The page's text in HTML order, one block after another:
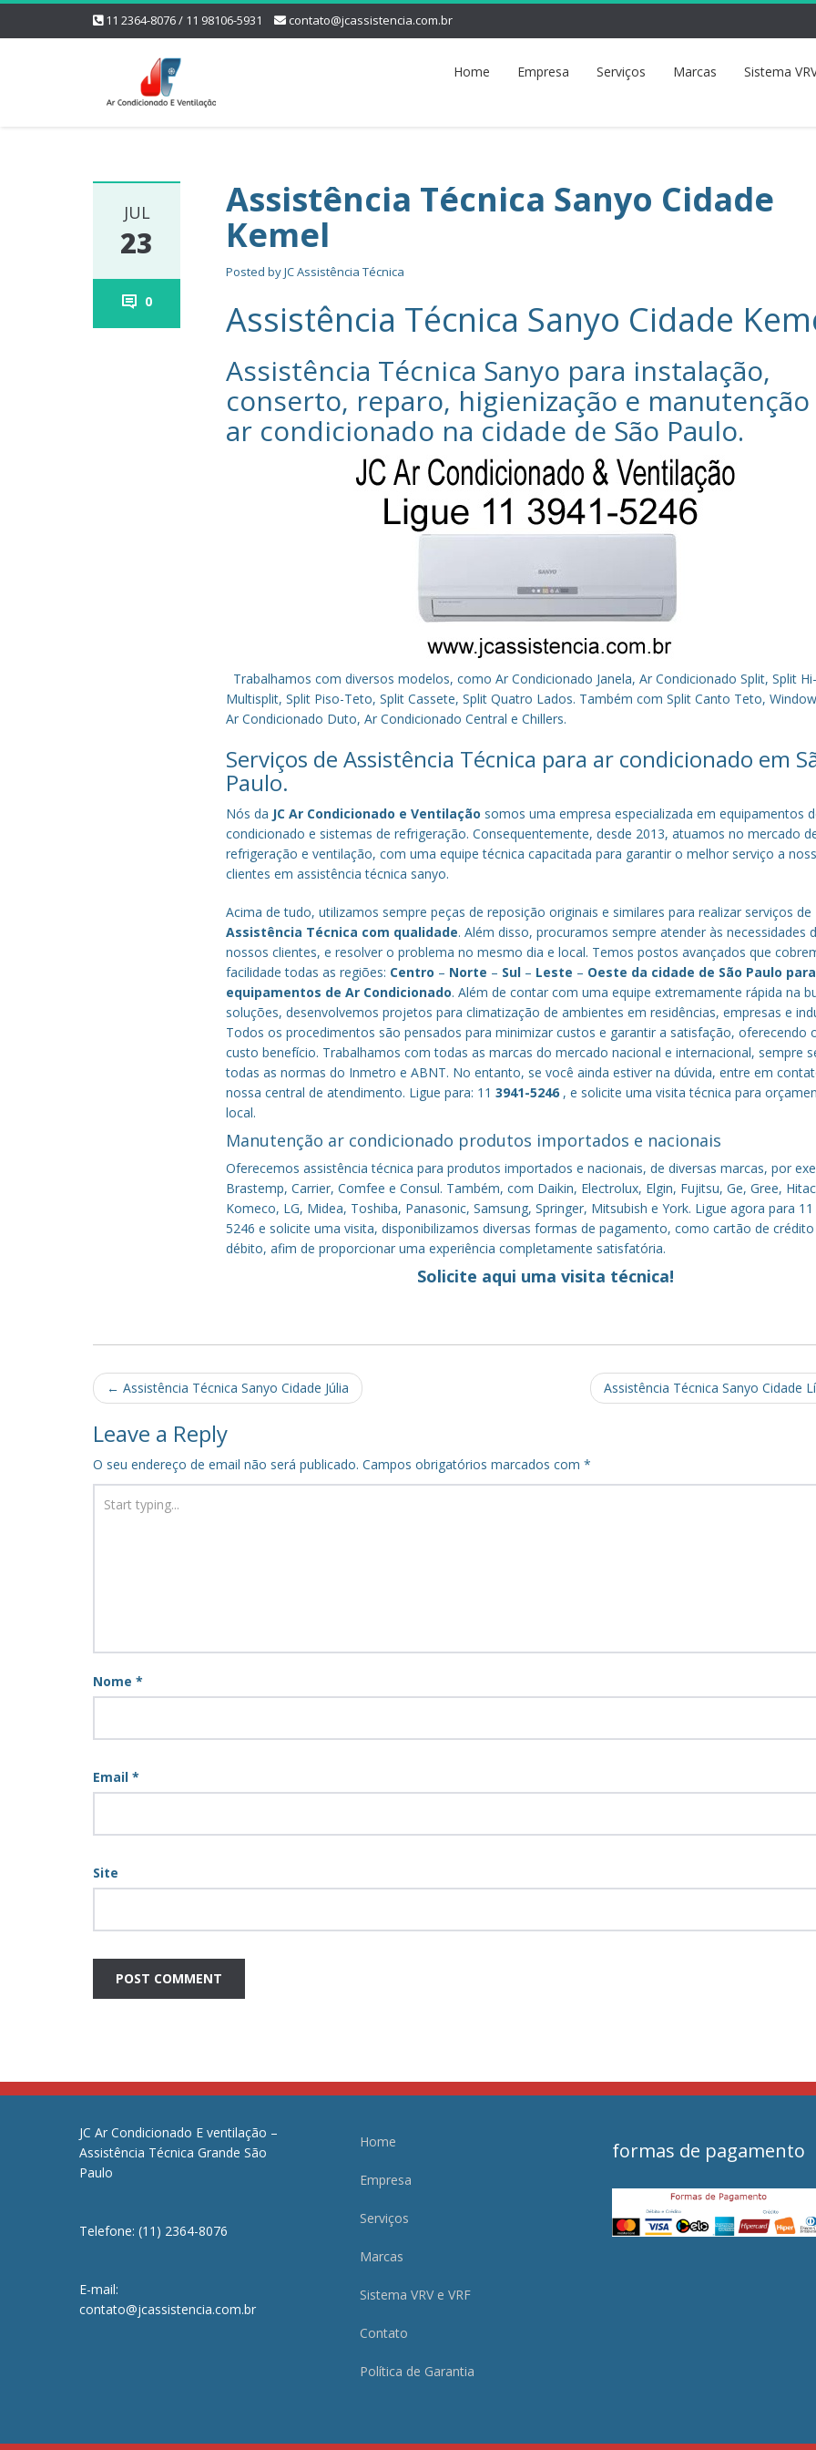
11 2364-8076 / 11 98106-5931 contato@jcassistencia.com.br
Home Empresa Serviços Marcas Sistema
JUL
23
0
Assistência Técnica Sanyo Cidade
Kemel
Posted byJC Assistência Técnica
Assistência Técnica Sanyo Cidade
Assistência Técnica Sanyo‎ para instalação,
conserto, reparo, higienização e
ar condicionado na cidade de São Paulo.
Trabalhamos com diversos modelos, como Ar Condicionado Janela, Ar Condicionado Split, Split
Multisplit, Split Piso-Teto, Split Cassete, Split Quatro Lados. Também com Split Canto Teto,
Ar Condicionado Duto, Ar Condicionado Central e Chillers.
Serviços de Assistência Técnica para ar condicionado em
Paulo.
Nós da JC Ar Condicionado e Ventilação somos uma empresa especializada em equipamentos
condicionado e sistemas de refrigeração. Consequentemente, desde 2013, atuamos no mercado
refrigeração e ventilação, com uma equipe técnica capacitada para garantir o melhor serviço a
clientes em assistência técnica sanyo.
Acima de tudo, utilizamos sempre peças de reposição originais e similares para realizar serviços de
Assistência Técnica com qualidade. Além disso, procuramos sempre atender às necessidades
nossos clientes, e resolver o problema no mesmo dia e local. Temos postos avançados que
facilidade todas as regiões: Centro – Norte – Sul – Leste – Oeste da cidade de São Paulo para
equipamentos de Ar Condicionado. Além de contar com uma equipe extremamente rápida na
soluções, desenvolvemos projetos para climatização de ambientes em residências, empresas e
Todos os procedimentos são pensados para minimizar custos e garantir a satisfação, oferecendo
custo benefício. Trabalhamos com todas as marcas do mercado nacional e internacional, sempre
todas as normas do Inmetro e ABNT. No entanto, se você ainda estiver na dúvida, entre em
nossa central de atendimento. Ligue para: 113941-5246 , e solicite uma visita técnica para
local.
Manutenção ar condicionado produtos importados e nacionais
Oferecemos assistência técnica para produtos importados e nacionais, de diversas marcas, por
Brastemp, Carrier, Comfee e Consul. Também, com Daikin, Electrolux, Elgin, Fujitsu, Ge, Gree,
Komeco, LG, Midea, Toshiba, Panasonic, Samsung, Springer, Mitsubish e York. Ligue agora para
5246 e solicite uma visita, disponibilizamos diversas formas de pagamento, como cartão de crédito
débito, afim de proporcionar uma experiência completamente satisfatória.
Solicite aqui uma visita técnica!
Post
navigation
← Assistência Técnica Sanyo Cidade Júlia Assistência Técnica Sanyo Cidade
Leave a Reply
O seu endereço de email não será publicado. Campos obrigatórios marcados com *
Nome *
Email *
Site
JC Ar Condicionado E ventilação –
Assistência Técnica Grande São
Paulo
Telefone: (11) 2364-8076
E-mail:
contato@jcassistencia.com.br
Home
Empresa
Serviços
Marcas
Sistema VRV e VRF
Contato
Política de Garantia
formas de pagamento